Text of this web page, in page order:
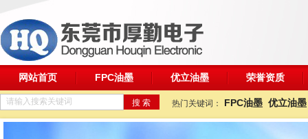
网站首页 FPC油墨 优立油墨 荣誉资质
请输入搜索关键词 热门关键词： FPC油墨 优立油墨